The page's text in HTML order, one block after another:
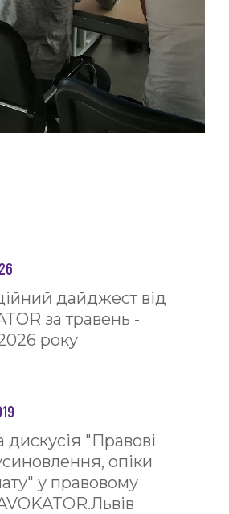
дайджест від
за травень -
року
дискусія "Правові
опіки
у правовому